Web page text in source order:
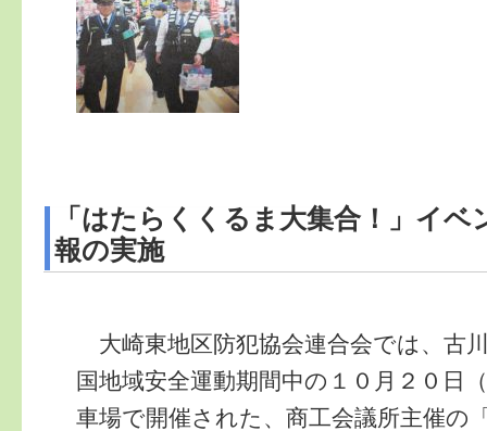
「はたらくくるま大集合！」イ
報の実施
大崎東地区防犯協会連合会では、古
国地域安全運動期間中の１０月２０日
車場で開催された、商工会議所主催の